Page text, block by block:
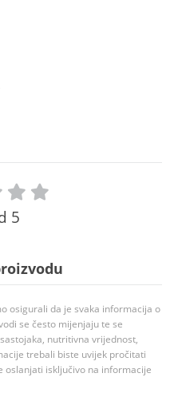
5
osigurali da je svaka informacija o
se često mijenjaju te se
nutritivna vrijednost,
trebali biste uvijek pročitati
oslanjati isključivo na informacije